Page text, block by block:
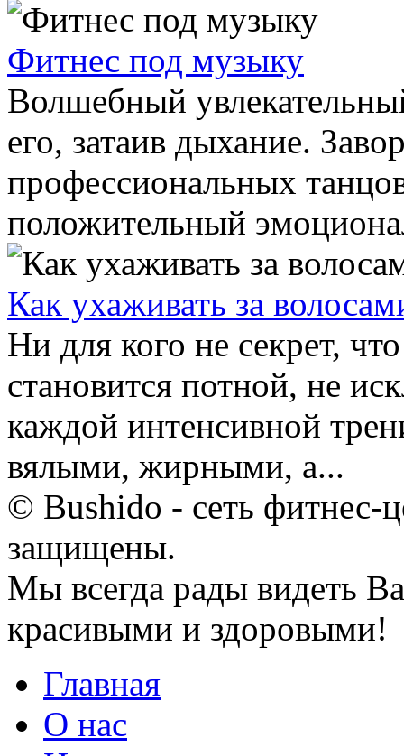
Фитнес под музыку
Волшебный
его, затаив дыхание.
профессиональных
положительный
Как ухаживать за
Ни для кого не секрет,
становится потной, не
каждой интенсивной
вялыми, жирными, а...
© Bushido - сеть фитнес-
защищены.
Мы всегда рады видеть
красивыми и здоровыми!
Главная
О нас